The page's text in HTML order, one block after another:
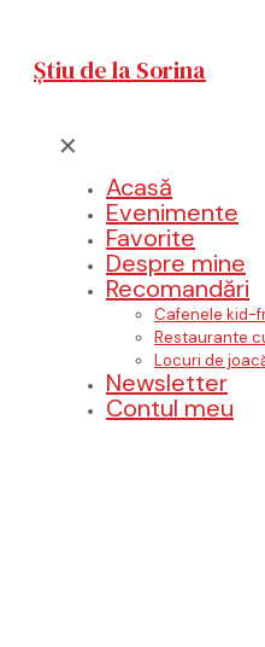
Știu de la Sorina
✕
Acasă
Evenimente
Favorite
Despre mine
Recomandări
Cafenele kid-
Restaurante
Locuri de
Newsletter
Contul meu